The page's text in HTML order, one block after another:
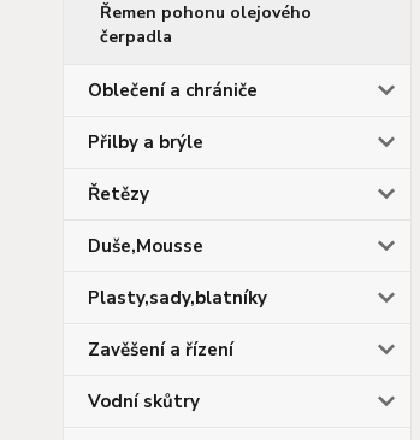
Řemen pohonu olejového
čerpadla
Oblečení a chrániče
Přilby a brýle
Řetězy
Duše,Mousse
Plasty,sady,blatníky
Zavěšení a řízení
Vodní skůtry